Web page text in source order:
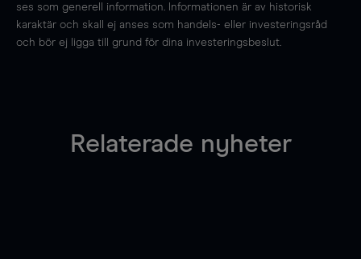
ses som generell information. Informationen är av historisk
karaktär och skall ej anses som handels- eller investeringsråd
och bör ej ligga till grund för dina investeringsbeslut.
Relaterade nyheter